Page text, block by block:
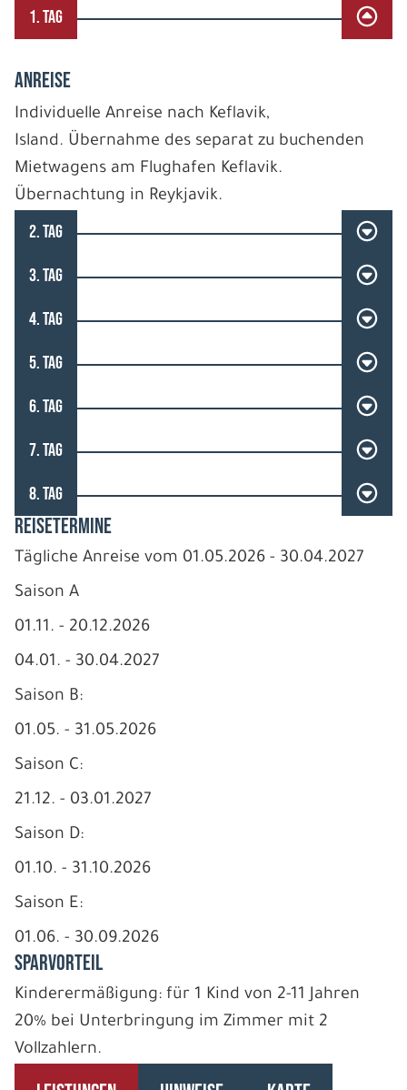
1. TAG
ANREISE
Individuelle Anreise nach Keflavik,
Island. Übernahme des separat zu buchenden
Mietwagens am Flughafen Keflavik.
Übernachtung in Reykjavik.
2. TAG
3. TAG
4. TAG
5. TAG
6. TAG
7. TAG
8. TAG
REISETERMINE
Tägliche Anreise vom 01.05.2026 - 30.04.2027
Saison A
01.11. - 20.12.2026
04.01. - 30.04.2027
Saison B:
01.05. - 31.05.2026
Saison C:
21.12. - 03.01.2027
Saison D:
01.10. - 31.10.2026
Saison E:
01.06. - 30.09.2026
SPARVORTEIL
Kinderermäßigung: für 1 Kind von 2-11 Jahren
20% bei Unterbringung im Zimmer mit 2
Vollzahlern.